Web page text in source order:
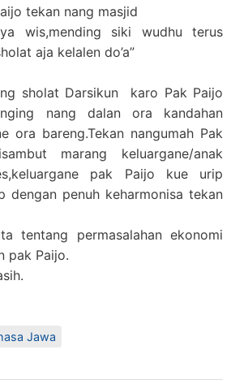
tekan nang masjid
siki wudhu terus
aja kelalen do’a”
sholat Darsikun karo Pak Paijo
nang dalan ora kandahan
ora bareng.Tekan nangumah Pak
marang keluargane/anak
pak Paijo kue urip
dengan penuh keharmonisa tekan
tentang permasalahan ekonomi
pak Paijo.
Jawa